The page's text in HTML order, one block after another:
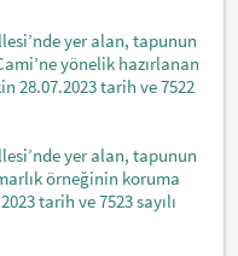
yer alan, tapunun
yönelik hazırlanan
28.07.2023 tarih ve 7522
yer alan, tapunun
örneğinin koruma
tarih ve 7523 sayılı